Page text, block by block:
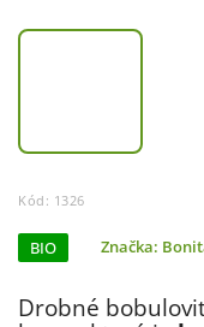
Kód: 1326
BIO Značka:
Drobné